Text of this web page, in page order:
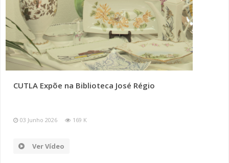
CUTLA Expõe na Biblioteca José Régio
03 Junho 2026 169 K
Ver Vídeo